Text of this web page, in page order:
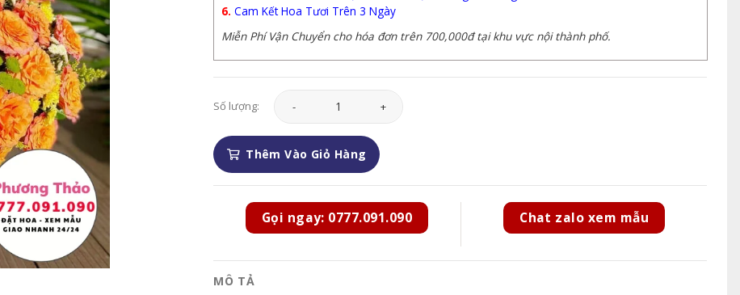
6. Cam Kết Hoa Tươi Trên 3 Ngày
Miễn Phí Vận Chuyển cho hóa đơn trên 700,000đ tại khu vực nội thành phố.
Số lượng:
Giỏ Hoa - GH059 số lượng
Thêm Vào Giỏ Hàng
Gọi ngay: 0777.091.090 Chat zalo xem mẫu
MÔ TẢ